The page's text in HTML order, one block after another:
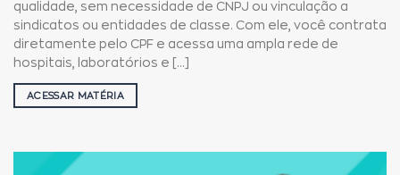
qualidade, sem necessidade de CNPJ ou vinculação a
sindicatos ou entidades de classe. Com ele, você contrata
diretamente pelo CPF e acessa uma ampla rede de
hospitais, laboratórios e [...]
ACESSAR MATÉRIA